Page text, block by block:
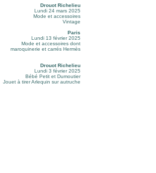
Drouot Richelieu
Lundi 24 mars 2025
Mode et accessoires
Vintage
Paris
Lundi 13 février 2025
Mode et accessoires dont
maroquinerie et carrés Hermès
Drouot Richelieu
Lundi 3 février 2025
Bébé Petit et Dumoutier
Jouet à tirer Arlequin sur autruche